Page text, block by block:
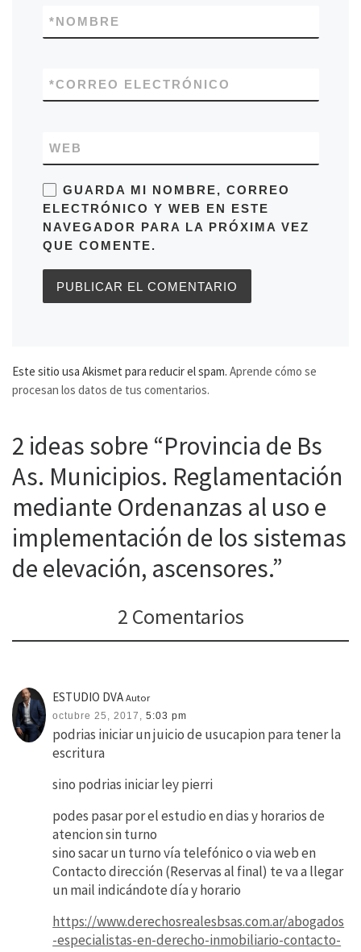
NOMBRE
*
CORREO ELECTRÓNICO
*
WEB
GUARDA MI NOMBRE, CORREO
ELECTRÓNICO Y WEB EN ESTE
NAVEGADOR PARA LA PRÓXIMA VEZ
QUE COMENTE.
Este sitio usa Akismet para reducir el spam. Aprende cómo se
procesan los datos de tus comentarios.
2 ideas sobre “Provincia de Bs
As. Municipios. Reglamentación
mediante Ordenanzas al uso e
implementación de los sistemas
de elevación, ascensores.”
2 Comentarios
ESTUDIO DVA Autor
octubre 25, 2017, 5:03 pm
podrias iniciar un juicio de usucapion para tener la
escritura
sino podrias iniciar ley pierri
podes pasar por el estudio en dias y horarios de
atencion sin turno
sino sacar un turno vía telefónico o via web en
Contacto dirección (Reservas al final) te va a llegar
un mail indicándote día y horario
https://www.derechosrealesbsas.com.ar/abogados
-especialistas-en-derecho-inmobiliario-contacto-